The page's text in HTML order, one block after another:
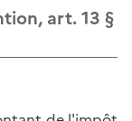
art. 13 §